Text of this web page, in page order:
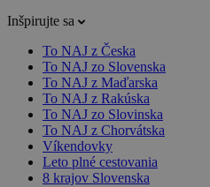
Inšpirujte sa
To NAJ z Česka
To NAJ zo Slovenska
To NAJ z Maďarska
To NAJ z Rakúska
To NAJ zo Slovinska
To NAJ z Chorvátska
Víkendovky
Leto plné cestovania
8 krajov Slovenska